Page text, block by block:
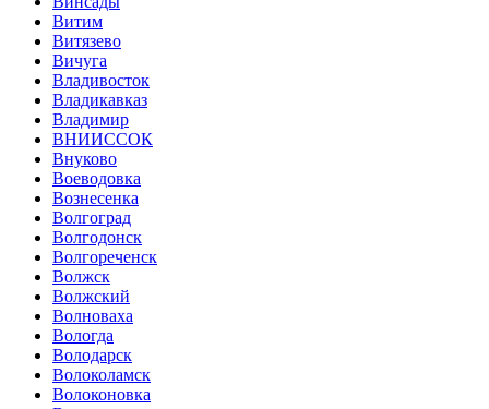
Витим
Витязево
Вичуга
Владивосток
Владикавказ
Владимир
ВНИИССОК
Внуково
Воеводовка
Вознесенка
Волгоград
Волгодонск
Волгореченск
Волжск
Волжский
Волноваха
Вологда
Володарск
Волоколамск
Волоконовка